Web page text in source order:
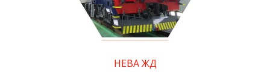
НЕВА ЖД